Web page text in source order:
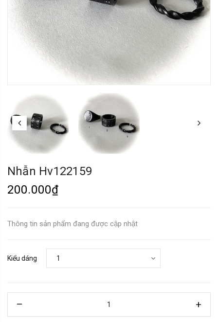
Nhẫn Hv122159
200.000₫
Thông tin sản phẩm đang được cập nhật
Kiểu dáng